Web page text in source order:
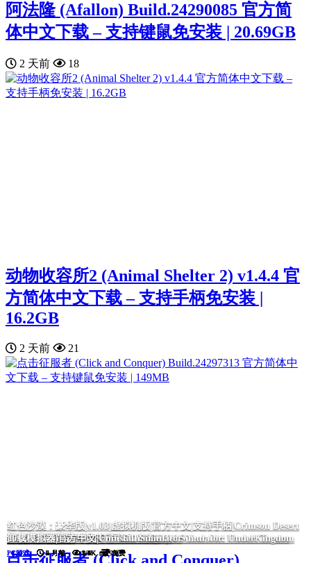
我的26岁女房客：在云端|官方中文|My 26-Year-Old Female Tenant
PC游戏 5 月前 5.5K 免费
黑色灵魂2|官方中文|BLACK SOULS II
PC游戏 5 月前 5.5K 免费
毒织千奈美|官方中文|Chinami Holic
PC游戏 5 月前 2.4K 免费
诈骗园区模拟器: 地下王国/Scam Center Simulator: UnderKingdom
PC游戏 2 月前 2.0K 免费
挂机西游模拟器
PC游戏 5 月前 1.6K 免费
红色沙漠：豪华版|v1.03|虚拟机版|官方中文|支持手柄|Crimson Desert
Deluxe Edition
PC游戏 4 月前 1.1K 免费
卸载模拟器|官方中文|Uninstall Simulator
PC游戏 5 月前 883 免费
阿法隆 (Afallon) Build.24290085 官方简
体中文下载 – 支持键鼠免安装 | 20.69GB
2 天前 18
动物收容所2 (Animal Shelter 2) v1.4.4 官
方简体中文下载 – 支持手柄免安装 |
16.2GB
2 天前 21